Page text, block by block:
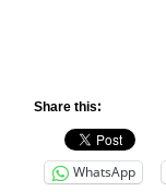
Share this:
WhatsApp